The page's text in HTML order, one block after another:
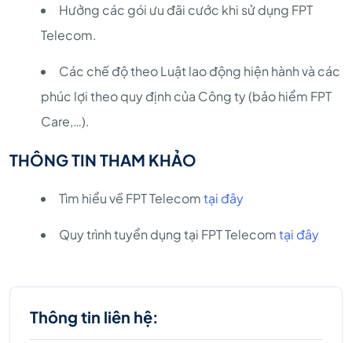
Hưởng các gói ưu đãi cước khi sử dụng FPT
Telecom.
Các chế độ theo Luật lao động hiện hành và các
phúc lợi theo quy định của Công ty (bảo hiểm FPT
Care,…).
THÔNG TIN THAM KHẢO
Tìm hiểu về FPT Telecomtại đây
Quy trình tuyển dụng tại FPT Telecomtại đây
Thông tin liên hệ: